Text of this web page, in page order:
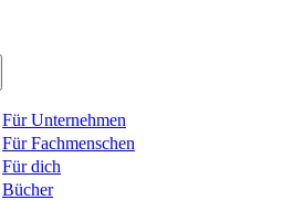
Für Unternehmen
Für Fachmenschen
Für dich
Bücher